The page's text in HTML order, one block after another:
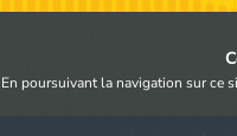
En poursuivant la navigation sur ce